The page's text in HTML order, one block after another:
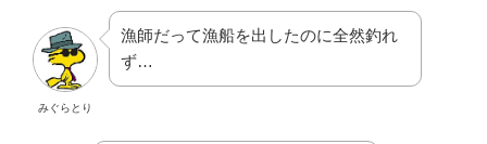
みぐらとり
漁師だって漁船を出したのに全然釣れ
ず…